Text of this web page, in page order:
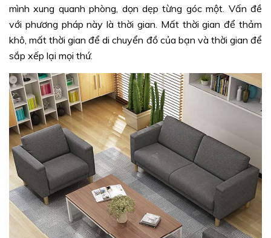
mình xung quanh phòng, dọn dẹp từng góc một. Vấn đề
với phương pháp này là thời gian. Mất thời gian để thảm
khô, mất thời gian để di chuyển đồ của bạn và thời gian để
sắp xếp lại mọi thứ.